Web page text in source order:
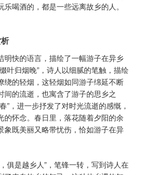
喝酒的，都是一些远离故乡的人。
明快的语言，描绘了一幅游子在异乡
叶归烟晚”，诗人以细腻的笔触，描绘
绕的轻烟，这轻烟如同游子绵延不断
间的流逝，也寓含了游子的思乡之
”，进一步抒发了对时光流逝的感慨，
的怀念。春日里，落花随着夕阳的余
象既美丽又略带忧伤，恰如游子在异
俱是越乡人”，笔锋一转，写到诗人在